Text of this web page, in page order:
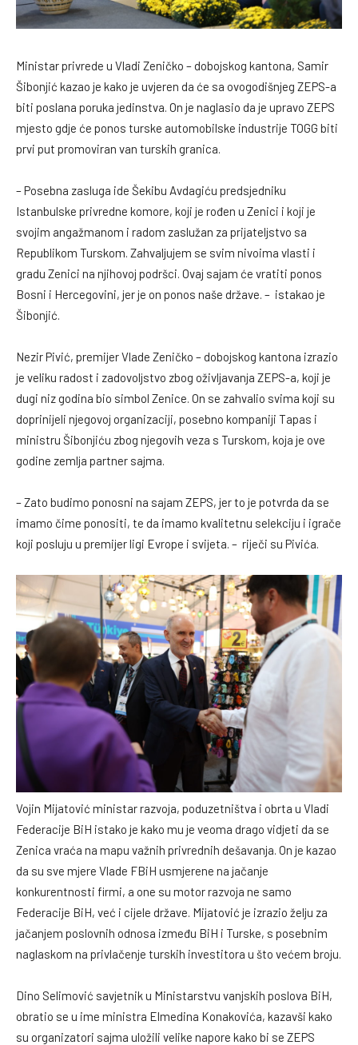
Ministar privrede u Vladi Zeničko – dobojskog kantona, Samir
Šibonjić kazao je kako je uvjeren da će sa ovogodišnjeg ZEPS-a
biti poslana poruka jedinstva. On je naglasio da je upravo ZEPS
mjesto gdje će ponos turske automobilske industrije TOGG biti
prvi put promoviran van turskih granica.
– Posebna zasluga ide Šekibu Avdagiću predsjedniku
Istanbulske privredne komore, koji je rođen u Zenici i koji je
svojim angažmanom i radom zaslužan za prijateljstvo sa
Republikom Turskom. Zahvaljujem se svim nivoima vlasti i
gradu Zenici na njihovoj podršci. Ovaj sajam će vratiti ponos
Bosni i Hercegovini, jer je on ponos naše države. – istakao je
Šibonjić.
Nezir Pivić, premijer Vlade Zeničko – dobojskog kantona izrazio
je veliku radost i zadovoljstvo zbog oživljavanja ZEPS-a, koji je
dugi niz godina bio simbol Zenice. On se zahvalio svima koji su
doprinijeli njegovoj organizaciji, posebno kompaniji Tapas i
ministru Šibonjiću zbog njegovih veza s Turskom, koja je ove
godine zemlja partner sajma.
– Zato budimo ponosni na sajam ZEPS, jer to je potvrda da se
imamo čime ponositi, te da imamo kvalitetnu selekciju i igrače
koji posluju u premijer ligi Evrope i svijeta. – riječi su Pivića.
Vojin Mijatović ministar razvoja, poduzetništva i obrta u Vladi
Federacije BiH istako je kako mu je veoma drago vidjeti da se
Zenica vraća na mapu važnih privrednih dešavanja. On je kazao
da su sve mjere Vlade FBiH usmjerene na jačanje
konkurentnosti firmi, a one su motor razvoja ne samo
Federacije BiH, već i cijele države. Mijatović je izrazio želju za
jačanjem poslovnih odnosa između BiH i Turske, s posebnim
naglaskom na privlačenje turskih investitora u što većem broju.
Dino Selimović savjetnik u Ministarstvu vanjskih poslova BiH,
obratio se u ime ministra Elmedina Konakovića, kazavši kako
su organizatori sajma uložili velike napore kako bi se ZEPS